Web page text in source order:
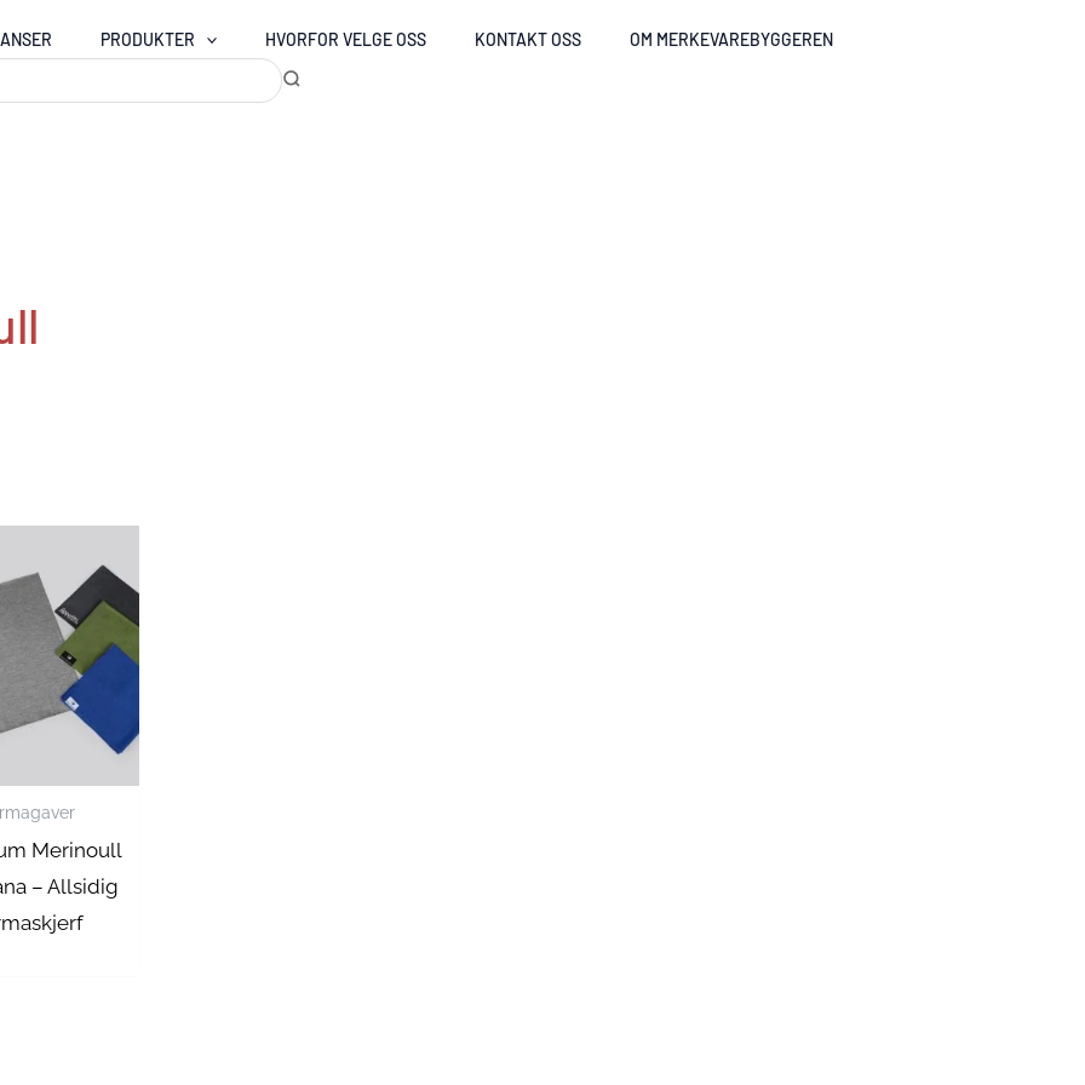
PRODUKTER HVORFOR VELGE OSS KONTAKT OSS OM MERKEVAREBYGGEREN
Merinoull
– Allsidig